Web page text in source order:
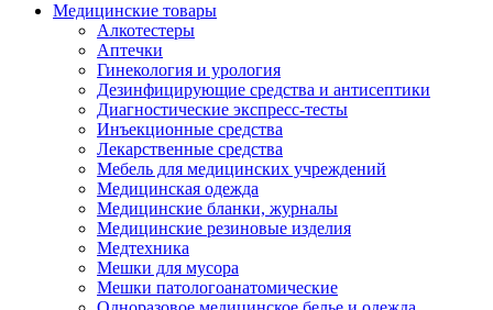
Медицинские товары
Алкотестеры
Аптечки
Гинекология и урология
Дезинфицирующие средства и антисептики
Диагностические экспресс-тесты
Инъекционные средства
Лекарственные средства
Мебель для медицинских учреждений
Медицинская одежда
Медицинские бланки, журналы
Медицинские резиновые изделия
Медтехника
Мешки для мусора
Мешки патологоанатомические